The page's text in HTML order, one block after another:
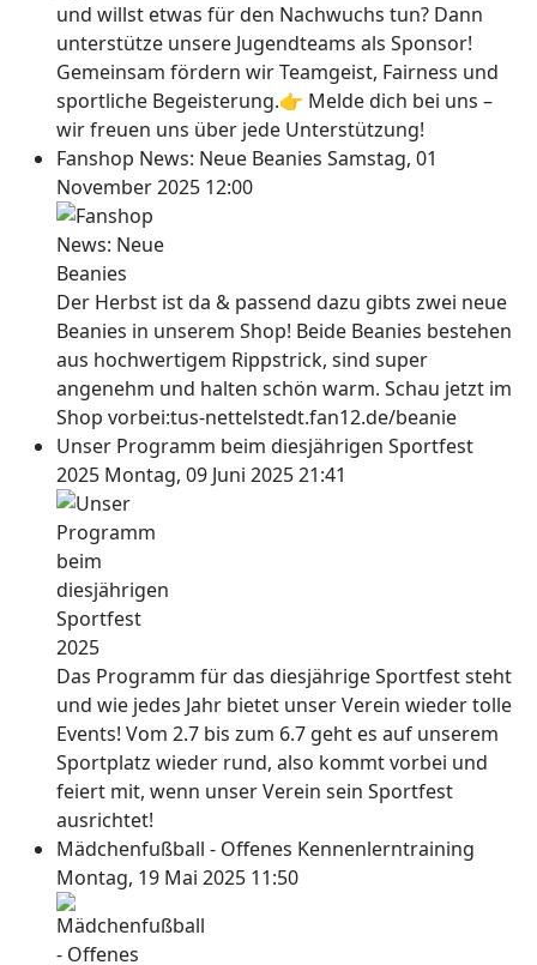
und willst etwas für den Nachwuchs tun? Dann
unterstütze unsere Jugendteams als Sponsor!
Gemeinsam fördern wir Teamgeist, Fairness und
sportliche Begeisterung.👉 Melde dich bei uns –
wir freuen uns über jede Unterstützung!
Fanshop News: Neue Beanies Samstag, 01
November 2025 12:00
Der Herbst ist da & passend dazu gibts zwei neue
Beanies in unserem Shop! Beide Beanies bestehen
aus hochwertigem Rippstrick, sind super
angenehm und halten schön warm. Schau jetzt im
Shop vorbei:tus-nettelstedt.fan12.de/beanie
Unser Programm beim diesjährigen Sportfest
2025 Montag, 09 Juni 2025 21:41
Das Programm für das diesjährige Sportfest steht
und wie jedes Jahr bietet unser Verein wieder tolle
Events! Vom 2.7 bis zum 6.7 geht es auf unserem
Sportplatz wieder rund, also kommt vorbei und
feiert mit, wenn unser Verein sein Sportfest
ausrichtet!
Mädchenfußball - Offenes Kennenlerntraining
Montag, 19 Mai 2025 11:50